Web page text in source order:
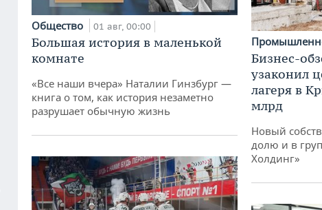
Общество 01 авг, 00:00
Большая история в маленькой
комнате
«Все наши вчера» Наталии Гинзбург —
книга о том, как история незаметно
разрушает обычную жизнь
Бизнес-
узаконил
лагеря в
млрд
Новый
долю и в
Холдинг»